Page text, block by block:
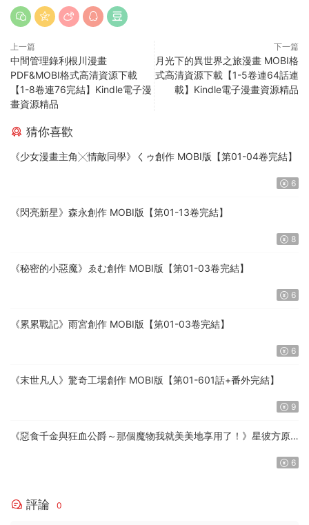
上一篇
中間管理錄利根川漫畫
PDF&MOBI格式高清資源下載
【1-8卷連76完結】Kindle電子漫
畫資源精品
下一篇
月光下的異世界之旅漫畫 MOBI格
式高清資源下載【1-5卷連64話連
載】Kindle電子漫畫資源精品
猜你喜歡
《少女漫畫主角╳情敵同學》くゥ創作 MOBI版【第01-04卷完結】
6
《閃亮新星》森永創作 MOBI版【第01-13卷完結】
8
《秘密的小惡魔》ゑむ創作 MOBI版【第01-03卷完結】
6
《累累戰記》雨宮創作 MOBI版【第01-03卷完結】
6
《末世凡人》驚奇工場創作 MOBI版【第01-601話+番外完結】
9
《惡食千金與狂血公爵～那個魔物我就美美地享用了！》星彼方原
6
評論 0